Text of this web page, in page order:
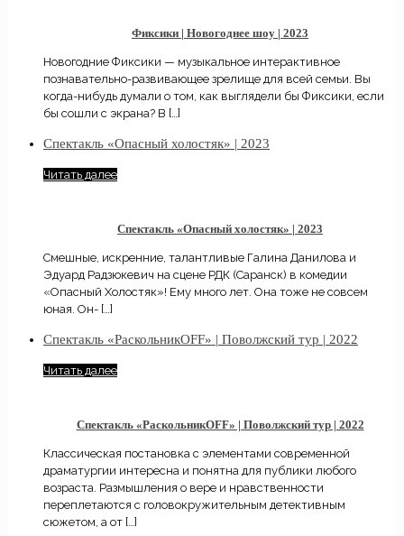
Фиксики | Новогоднее шоу | 2023
Новогодние Фиксики — музыкальное интерактивное
познавательно-развивающее зрелище для всей семьи. Вы
когда-нибудь думали о том, как выглядели бы Фиксики, если
бы сошли с экрана? В […]
Спектакль «Опасный холостяк» | 2023
Читать далее
Спектакль «Опасный холостяк» | 2023
Смешные, искренние, талантливые Галина Данилова и
Эдуард Радзюкевич на сцене РДК (Саранск) в комедии
«Опасный Холостяк»! Ему много лет. Она тоже не совсем
юная. Он- […]
Спектакль «РаскольникOFF» | Поволжский тур | 2022
Читать далее
Спектакль «РаскольникOFF» | Поволжский тур | 2022
Классическая постановка с элементами современной
драматургии интересна и понятна для публики любого
возраста. Размышления о вере и нравственности
переплетаются с головокружительным детективным
сюжетом, а от […]